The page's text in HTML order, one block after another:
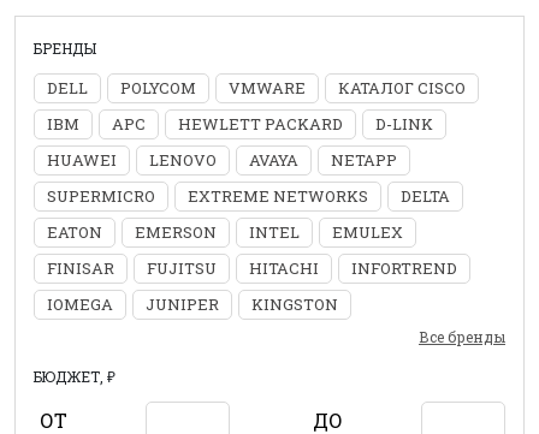
БРЕНДЫ
DELL POLYCOM VMWARE
КАТАЛОГ CISCO
IBM
APC HEWLETT PACKARD
D-LINK
HUAWEI
LENOVO AVAYA
NETAPP
SUPERMICRO
EXTREME NETWORKS
DELTA
EATON
EMERSON INTEL
EMULEX
FINISAR
FUJITSU HITACHI
INFORTREND
IOMEGA
JUNIPER KINGSTON
Все бренды
БЮДЖЕТ, ₽
ОТ ДО